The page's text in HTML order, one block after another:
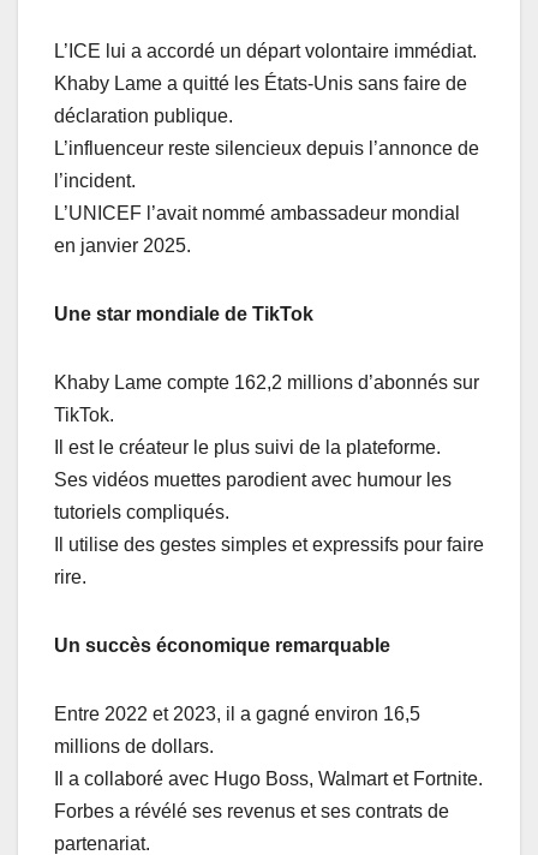
L’ICE lui a accordé un départ volontaire immédiat.
Khaby Lame a quitté les États-Unis sans faire de
déclaration publique.
L’influenceur reste silencieux depuis l’annonce de
l’incident.
L’UNICEF l’avait nommé ambassadeur mondial
en janvier 2025.
Une star mondiale de TikTok
Khaby Lame compte 162,2 millions d’abonnés sur
TikTok.
Il est le créateur le plus suivi de la plateforme.
Ses vidéos muettes parodient avec humour les
tutoriels compliqués.
Il utilise des gestes simples et expressifs pour faire
rire.
Un succès économique remarquable
Entre 2022 et 2023, il a gagné environ 16,5
millions de dollars.
Il a collaboré avec Hugo Boss, Walmart et Fortnite.
Forbes a révélé ses revenus et ses contrats de
partenariat.